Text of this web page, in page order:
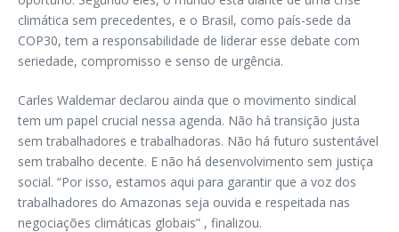
climática sem precedentes, e o Brasil, como país-sede da
COP30, tem a responsabilidade de liderar esse debate com
seriedade, compromisso e senso de urgência.
Carles Waldemar declarou ainda que o movimento sindical
tem um papel crucial nessa agenda. Não há transição justa
sem trabalhadores e trabalhadoras. Não há futuro sustentável
sem trabalho decente. E não há desenvolvimento sem justiça
social. “Por isso, estamos aqui para garantir que a voz dos
trabalhadores do Amazonas seja ouvida e respeitada nas
negociações climáticas globais” , finalizou.